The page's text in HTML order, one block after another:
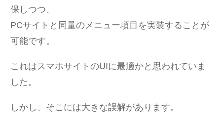
保しつつ、
PCサイトと同量のメニュー項目を実装することが
可能です。
これはスマホサイトのUIに最適かと思われていま
した。
しかし、そこには大きな誤解があります。